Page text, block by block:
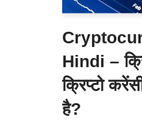
Hindi –
क्रिप्टो
है?